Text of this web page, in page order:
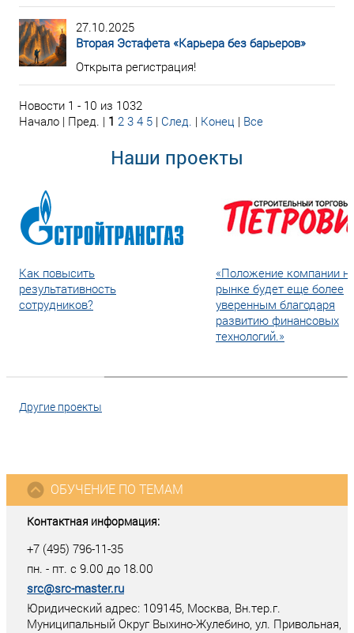
27.10.2025
Вторая Эстафета «Карьера без барьеров»
Открыта регистрация!
Новости 1 - 10 из 1032
Начало | Пред. | 1 2 3 4 5 | След. | Конец | Все
Наши проекты
Как повысить
результативность
сотрудников?
«Положение компании
рынке будет еще более
уверенным благодаря
развитию финансовых
технологий.»
Другие проекты
Контактная информация:
+7 (495) 796-11-35
пн. - пт. с 9.00 до 18.00
src@src-master.ru
Юридический адрес: 109145, Москва, Вн.тер.г.
Муниципальный Округ Выхино-Жулебино, ул. Привольная,
ОБУЧЕНИЕ ПО ТЕМАМ